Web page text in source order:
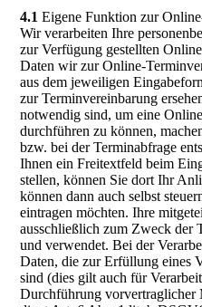
4.1 Eigene Funktion zur
Wir verarbeiten Ihre
zur Verfügung gestellten
Daten wir zur Online-
aus dem jeweiligen
zur Terminvereinbarung
notwendig sind, um eine
durchführen zu können,
bzw. bei der Terminabfrage
Ihnen ein Freitextfeld beim
stellen, können Sie dort Ihr
können dann auch selbst
eintragen möchten. Ihre
ausschließlich zum Zweck der
und verwendet. Bei der
Daten, die zur Erfüllung eines
sind (dies gilt auch für
Durchführung vorvertraglicher